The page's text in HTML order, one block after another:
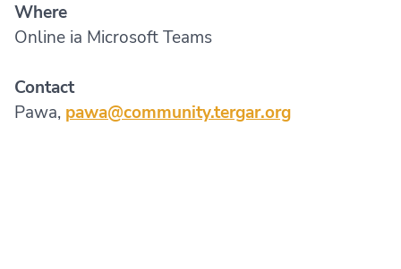
Where
Online ia Microsoft Teams
Contact
Pawa, pawa@community.tergar.org